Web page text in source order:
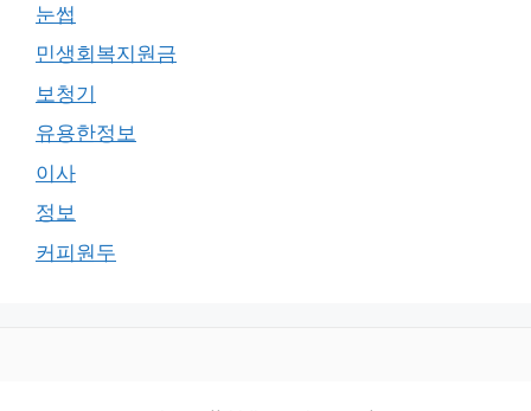
눈썹
민생회복지원금
보청기
유용한정보
이사
정보
커피원두